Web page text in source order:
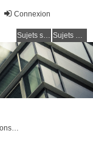
Connexion
Sujets sans réponse Sujets actifs
Foire aux questions (Questions posées fréquemment)